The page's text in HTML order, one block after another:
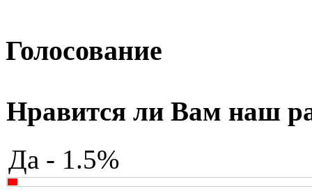
Голосование
Нравится ли Вам наш
Да - 1.5%